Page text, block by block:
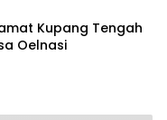
Kupang Tengah
Oelnasi